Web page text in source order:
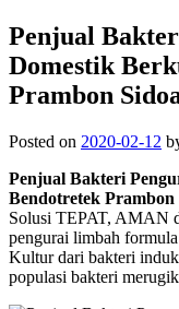
Penjual
Domestik
Prambon
Posted on 2020-02-12
Penjual Bakteri
Bendotretek
Solusi TEPAT, AMAN
pengurai limbah
Kultur dari bakteri
populasi bakteri